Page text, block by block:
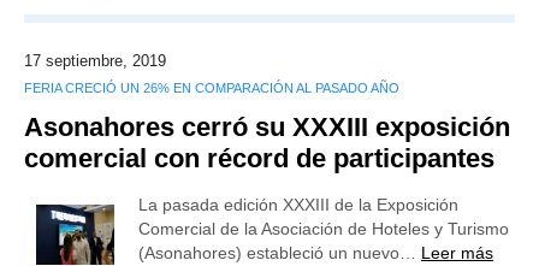
17 septiembre, 2019
FERIA CRECIÓ UN 26% EN COMPARACIÓN AL PASADO AÑO
Asonahores cerró su XXXIII exposición
comercial con récord de participantes
La pasada edición XXXIII de la Exposición
Comercial de la Asociación de Hoteles y Turismo
(Asonahores) estableció un nuevo… Leer más